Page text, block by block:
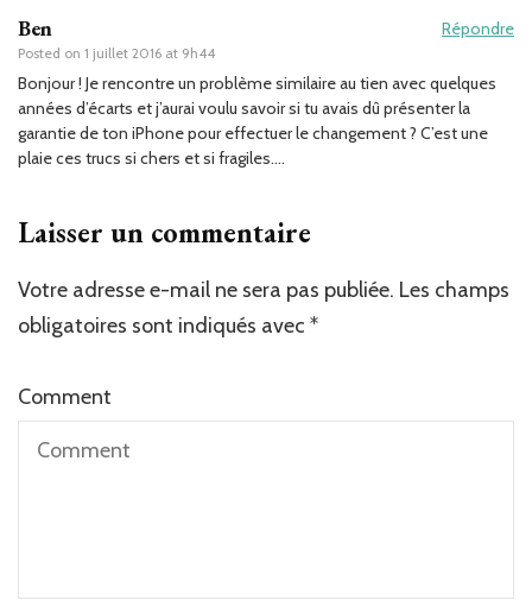
Ben
Posted on 1 juillet 2016 at 9h44
Répondre
Bonjour ! Je rencontre un problème similaire au tien avec quelques
années d’écarts et j’aurai voulu savoir si tu avais dû présenter la
garantie de ton iPhone pour effectuer le changement ? C’est une
plaie ces trucs si chers et si fragiles….
Laisser un commentaire
Votre adresse e-mail ne sera pas publiée. Les champs
obligatoires sont indiqués avec *
Comment